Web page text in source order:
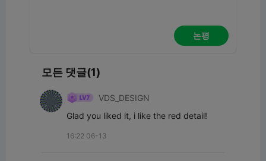
논평
모든 댓글(1)
VDS_DESIGN
Glad you liked it, i like the red detail!
16:22 06-13